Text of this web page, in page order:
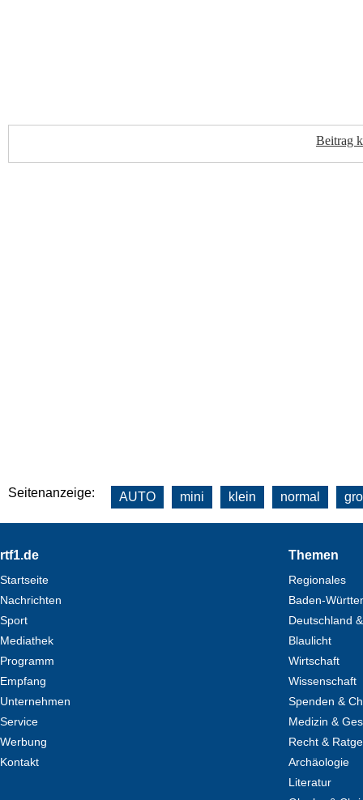
Beitrag
Seitenanzeige: AUTO mini klein normal
Footer
rtf1.de
Startseite
Nachrichten
Sport
Mediathek
Programm
Empfang
Unternehmen
Service
Werbung
Kontakt
Themen
Regionales
Baden-
Deutschland
Blaulicht
Wirtschaft
Wissenschaft
Spenden &
Medizin &
Recht &
Archäologie
Literatur